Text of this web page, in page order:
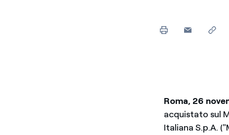
Roma, 26
acquistato sul
Italiana S.p.A.